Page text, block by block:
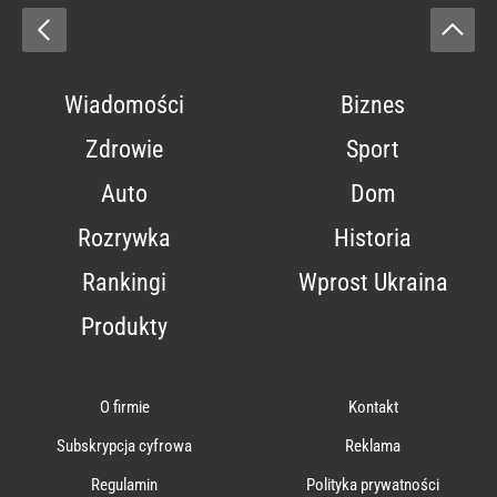
Wiadomości
Biznes
Zdrowie
Sport
Auto
Dom
Rozrywka
Historia
Rankingi
Wprost Ukraina
Produkty
O firmie
Kontakt
Subskrypcja cyfrowa
Reklama
Regulamin
Polityka prywatności